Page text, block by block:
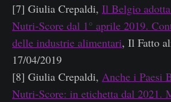
[7] Giulia Crepaldi, Il Belgio
Nutri-Score dal 1° aprile 2019.
delle industrie alimentari, Il Fatto
17/04/2019
[8] Giulia Crepaldi, Anche i Paesi
Nutri-Score: in etichetta dal 2021.